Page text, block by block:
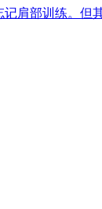
肩部训练。